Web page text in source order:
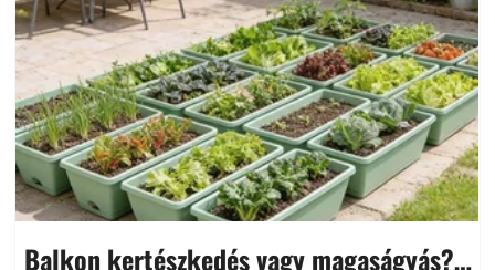
Balkon kertészkedés vagy magaságyás?